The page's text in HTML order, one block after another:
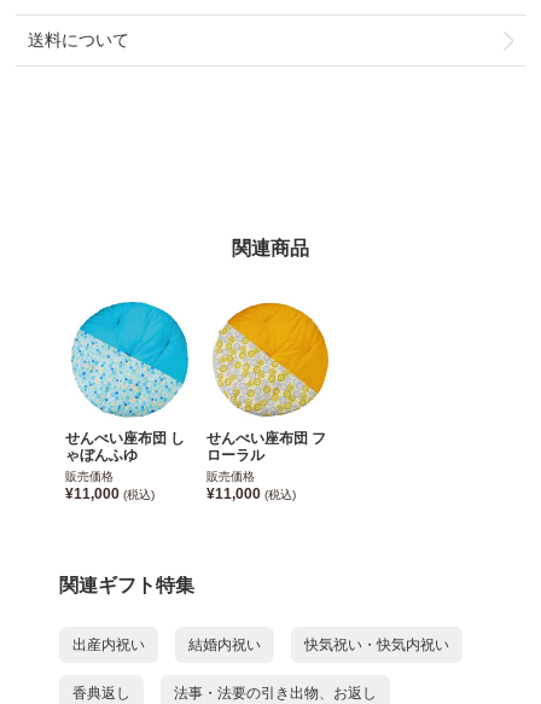
送料について
関連商品
せんべい座布団 し
ゃぼんふゆ
販売価格
¥11,000 (税込)
せんべい座布団 フ
ローラル
販売価格
¥11,000(税込)
関連ギフト特集
出産内祝い 結婚内祝い 快気祝い・快気内祝い
香典返し 法事・法要の引き出物、お返し